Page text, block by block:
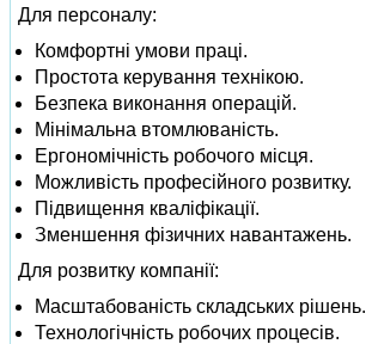
Для персоналу:
Комфортні умови праці.
Простота керування технікою.
Безпека виконання операцій.
Мінімальна втомлюваність.
Ергономічність робочого місця.
Можливість професійного розвитку.
Підвищення кваліфікації.
Зменшення фізичних навантажень.
Для розвитку компанії:
Масштабованість складських рішень.
Технологічність робочих процесів.